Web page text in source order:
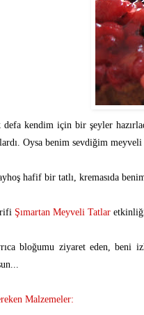
kendim için bir şeyler
Oysa benim sevdiğim
hafif bir tatlı, kremasıda
Şımartan Meyveli Tatlar
bloğumu ziyaret eden, beni
Malzemeler: